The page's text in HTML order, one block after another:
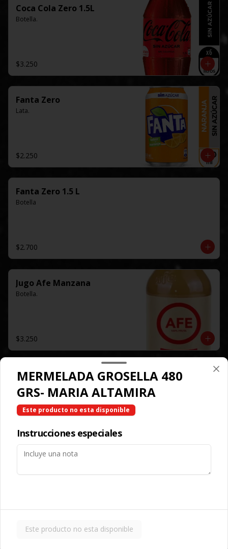
Coca Cola Zero 1.5L
Botella.
$3.250
Fanta Zero
Lata.
$2.250
Fanta Zero 1.5 L
Botella
$2.700
Jugo Afe Manzana
Botella.
$3.250
Sprite
$2.250
Lata.
MERMELADA GROSELLA 480
GRS- MARIA ALTAMIRA
Este producto no esta disponible
Instrucciones especiales
Este producto no esta disponible